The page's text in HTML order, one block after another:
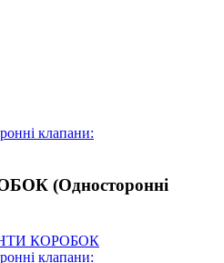
клапани:
(Односторонні
КОРОБОК
клапани: